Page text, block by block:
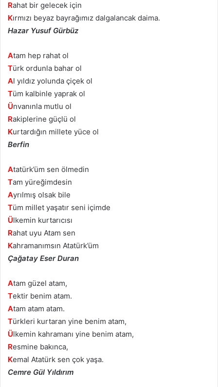
Rahat bir gelecek için
Kırmızı beyaz bayrağımız dalgalancak daima.
Hazar Yusuf Gürbüz
Atam hep rahat ol
Türk ordunla bahar ol
Al yıldız yolunda çiçek ol
Tüm kalbinle yaprak ol
Ünvanınla mutlu ol
Rakiplerine güçlü ol
Kurtardığın millete yüce ol
Berfin
Atatürk’üm sen ölmedin
Tam yüreğimdesin
Ayrılmış olsak bile
Tüm millet yaşatır seni içimde
Ülkemin kurtarıcısı
Rahat uyu Atam sen
Kahramanımsın Atatürk’üm
Çağatay Eser Duran
Atam güzel atam,
Tektir benim atam.
Atam atam atam.
Türkleri kurtaran yine benim atam,
Ülkemin kahramanı yine benim atam,
Resmine bakınca,
Kemal Atatürk sen çok yaşa.
Cemre Gül Yıldırım